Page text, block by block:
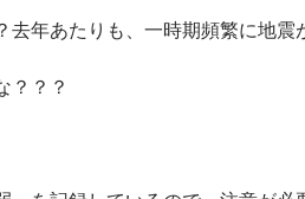
去年あたりも、一時期頻繁に地震
？？？